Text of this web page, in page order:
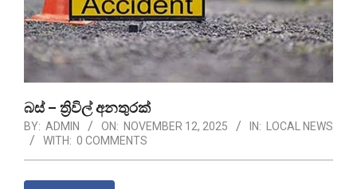
බස් – ත්‍රිවිල් අනතුරක්
BY: ADMIN ON: NOVEMBER 12, 2025 IN:
LOCAL NEWS
WITH: 0 COMMENTS